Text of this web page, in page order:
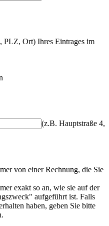
PLZ, Ort) Ihres Eintrages im
(z.B. Hauptstraße 4,
von einer Rechnung, die Sie
exakt so an, wie sie auf der
aufgeführt ist. Falls
haben, geben Sie bitte